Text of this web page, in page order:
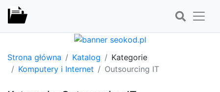
Strona główna Katalog
Kategorie
Komputery i Internet
Outsourcing IT